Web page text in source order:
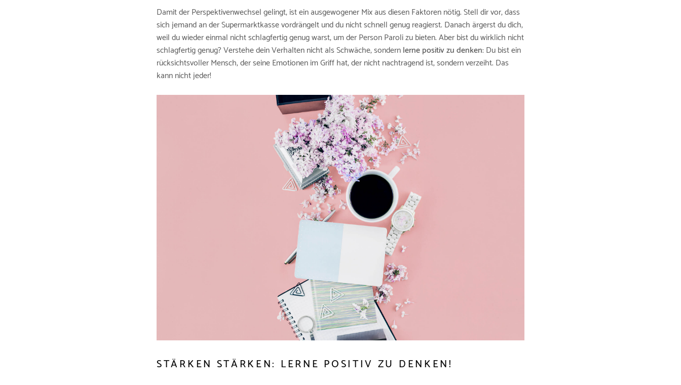
Damit der Perspektivenwechsel gelingt, ist ein ausgewogener Mix aus diesen Faktoren nötig. Stell dir vor, dass
sich jemand an der Supermarktkasse vordrängelt und du nicht schnell genug reagierst. Danach ärgerst du dich,
weil du wieder einmal nicht schlagfertig genug warst, um der Person Paroli zu bieten. Aber bist du wirklich nicht
schlagfertig genug? Verstehe dein Verhalten nicht als Schwäche, sondernlerne positiv zu denken: Du bist ein
rücksichtsvoller Mensch, der seine Emotionen im Griff hat, der nicht nachtragend ist, sondern verzeiht. Das
kann nicht jeder!
STÄRKEN STÄRKEN: LERNE POSITIV ZU DENKEN!